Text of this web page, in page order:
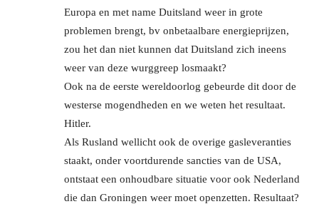
Europa en met name Duitsland weer in grote
problemen brengt, bv onbetaalbare energieprijzen,
zou het dan niet kunnen dat Duitsland zich ineens
weer van deze wurggreep losmaakt?
Ook na de eerste wereldoorlog gebeurde dit door de
westerse mogendheden en we weten het resultaat.
Hitler.
Als Rusland wellicht ook de overige gasleveranties
staakt, onder voortdurende sancties van de USA,
ontstaat een onhoudbare situatie voor ook Nederland
die dan Groningen weer moet openzetten. Resultaat?